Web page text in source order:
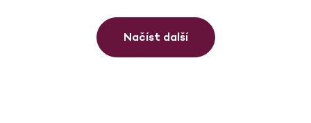
Načíst další